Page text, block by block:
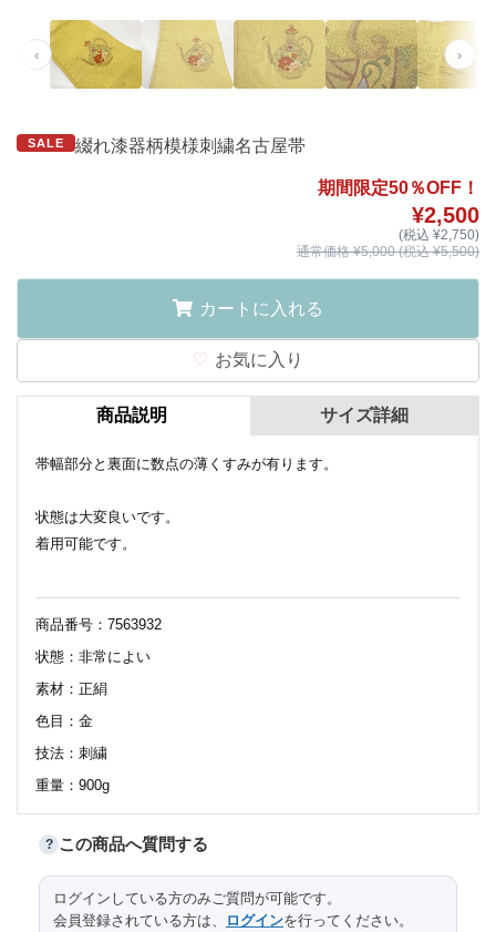
‹ ›
SALE 綴れ漆器柄模様刺繍名古屋帯
期間限定50％OFF！
¥2,500
(税込 ¥2,750)
通常価格 ¥5,000 (税込 ¥5,500)
カートに入れる
お気に入り
商品説明
帯幅部分と裏面に数点の薄くすみが有ります。
状態は大変良いです。
着用可能です。
商品番号：7563932
状態：非常によい
素材：正絹
色目：金
技法：刺繍
重量：900g
サイズ詳細
サイズ（cm）
太鼓部分長さ 87.5
太鼓部分幅 30.5
? この商品へ質問する
ログインしている方のみご質問が可能です。
会員登録されている方は、
ログインを行ってください。